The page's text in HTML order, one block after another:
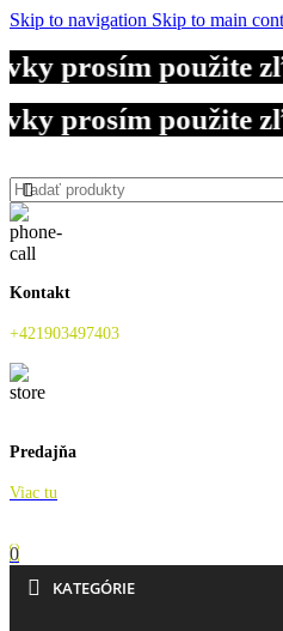
Skip to navigation Skip to main
použite
použite
použite
Kontakt
+421903497403
Predajňa
Viac tu
0
KATEGÓRIE